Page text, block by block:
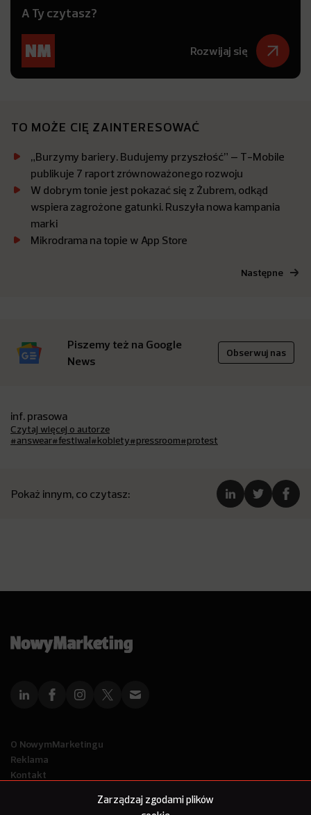
Zarządzaj zgodami plików
A Ty czytasz?
Rozwijaj się
TO MOŻE CIĘ ZAINTERESOWAĆ
„Burzymy bariery. Budujemy przyszłość” – T-Mobile
publikuje 7 raport zrównoważonego rozwoju
W dobrym tonie jest pokazać się z Żubrem, odkąd
wspiera zagrożone gatunki. Ruszyła nowa kampania
marki
Mikrodrama na topie w App Store
Następne
Piszemy też na Google
News
Obserwuj nas
inf. prasowa
Czytaj więcej o autorze
#answear#festiwal#kobiety#pressroom#protest
Pokaż innym, co czytasz:
O NowymMarketingu
Reklama
Kontakt